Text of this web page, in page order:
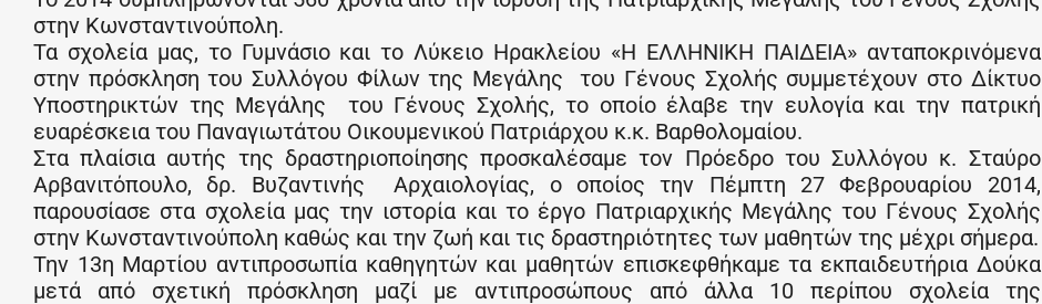
στην Κωνσταντινούπολη.
Τα σχολεία μας, το Γυμνάσιο και το Λύκειο Ηρακλείου «Η ΕΛΛΗΝΙΚΗ ΠΑΙΔΕΙΑ» ανταποκρινόμενα
στην πρόσκληση του Συλλόγου Φίλων της Μεγάλης του Γένους Σχολής συμμετέχουν στο Δίκτυο
Υποστηρικτών της Μεγάλης του Γένους Σχολής, το οποίο έλαβε την ευλογία και την πατρική
ευαρέσκεια του Παναγιωτάτου Οικουμενικού Πατριάρχου κ.κ. Βαρθολομαίου.
Στα πλαίσια αυτής της δραστηριοποίησης προσκαλέσαμε τον Πρόεδρο του Συλλόγου κ. Σταύρο
Αρβανιτόπουλο, δρ. Βυζαντινής Αρχαιολογίας, ο οποίος την Πέμπτη 27 Φεβρουαρίου 2014,
παρουσίασε στα σχολεία μας την ιστορία και το έργο Πατριαρχικής Μεγάλης του Γένους Σχολής
στην Κωνσταντινούπολη καθώς και την ζωή και τις δραστηριότητες των μαθητών της μέχρι σήμερα.
Την 13η Μαρτίου αντιπροσωπία καθηγητών και μαθητών επισκεφθήκαμε τα εκπαιδευτήρια Δούκα
μετά από σχετική πρόσκληση μαζί με αντιπροσώπους από άλλα 10 περίπου σχολεία της